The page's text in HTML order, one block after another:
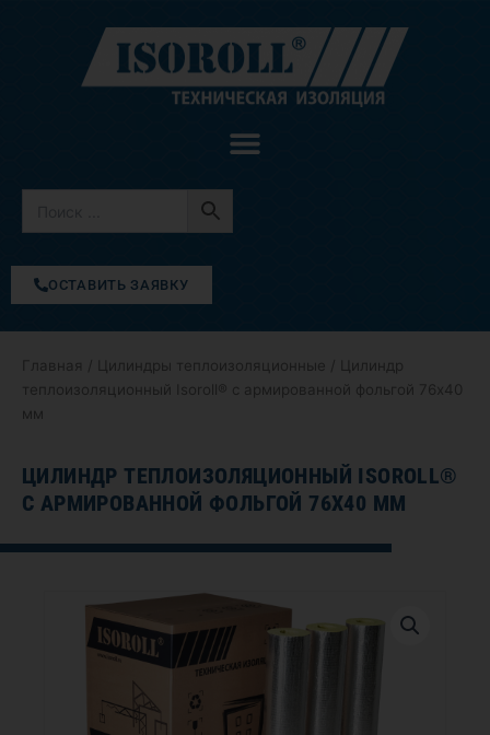
содержимому
ОСТАВИТЬ ЗАЯВКУ
Главная Цилиндры теплоизоляционные / Цилиндр
теплоизоляционный Isoroll® с армированной фольгой 76х40
мм
ЦИЛИНДР ТЕПЛОИЗОЛЯЦИОННЫЙ ISOROLL®
С АРМИРОВАННОЙ ФОЛЬГОЙ 76Х40 ММ